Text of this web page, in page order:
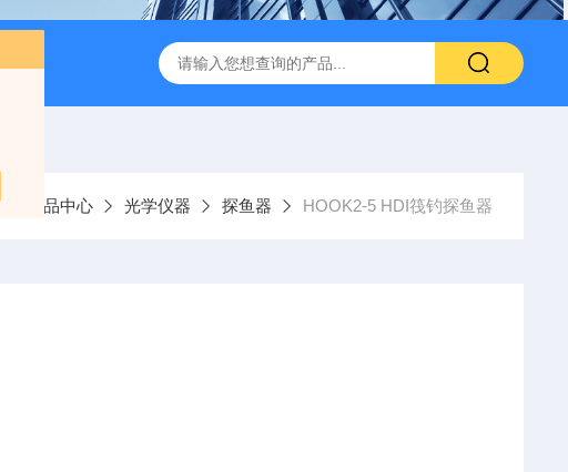
CS-300轨道式摇床 JKG-203新型冷原子吸收测汞仪
产品中心 光学仪器 探鱼器 HOOK2-5 HDI筏钓探鱼器